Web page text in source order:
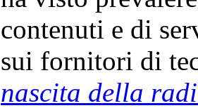
contenuti e di
sui fornitori di
nascita della